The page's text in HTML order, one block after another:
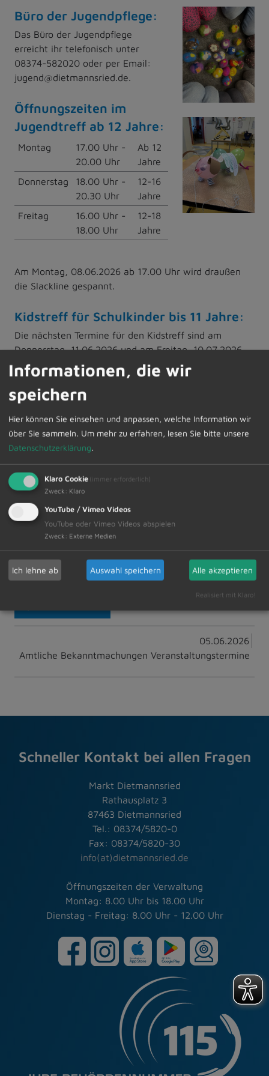
Büro der Jugendpflege:
Das Büro der Jugendpflege
erreicht ihr telefonisch unter
08374-582020 oder per Email:
jugend@dietmannsried.de.
Öffnungszeiten im
Jugendtreff ab 12 Jahre:
Montag
17.00 Uhr -
20.00 Uhr
Ab 12
Jahre
Donnerstag
18.00 Uhr -
20.30 Uhr
12-16
Jahre
Freitag
16.00 Uhr -
18.00 Uhr
12-18
Jahre
Am Montag, 08.06.2026 ab 17.00 Uhr wird draußen
die Slackline gespannt.
Kidstreff für Schulkinder bis 11 Jahre:
Die nächsten Termine für den Kidstreff sind am
Donnerstag, 11.06.2026 und am Freitag, 10.07.2026
jeweils von 14.00 Uhr bis 16.00 Uhr im Jugendtreff
„Upstairs“.
Zusätzlich bieten wir am Freitag, 19.06.2026 den
Kidstreff on Tour an. An diesem Tag verlassen wir den
Jugendtreff und sind in Dietmannsried unterwegs.
05.06.2026
Amtliche Bekanntmachungen Veranstaltungstermine
Schneller Kontakt bei allen Fragen
Markt Dietmannsried
Rathausplatz 3
87463 Dietmannsried
Tel.: 08374/5820-0
Fax: 08374/5820-30
info(at)dietmannsried.de
Öffnungszeiten der Verwaltung
Montag: 8.00 Uhr bis 18.00 Uhr
Dienstag - Freitag: 8.00 Uhr - 12.00 Uhr
Informationen, die wir
speichern
Hier können Sie einsehen und anpassen, welche Information wir
über Sie sammeln. Um mehr zu erfahren, lesen Sie bitte unsere
Datenschutzerklärung.
Klaro Cookie (immer erforderlich)
Zweck : Klaro
YouTube / Vimeo Videos
YouTube oder Vimeo Videos abspielen
Zweck : Externe Medien
Ich lehne ab Auswahl speichern Alle akzeptieren
Realisiert mit Klaro!